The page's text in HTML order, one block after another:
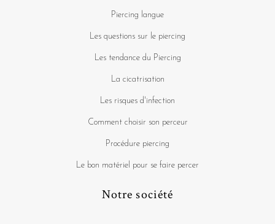
Piercing langue
Les questions sur le piercing
Les tendance du Piercing
La cicatrisation
Les risques d'infection
Comment choisir son perceur
Procédure piercing
Le bon matériel pour se faire percer
Notre société